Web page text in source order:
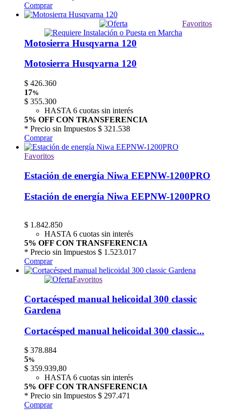
Comprar
Favoritos
Motosierra Husqvarna 120
Motosierra Husqvarna 120
$ 426.360
17%
$ 355.300
HASTA 6 cuotas sin interés
5% OFF CON TRANSFERENCIA
* Precio sin Impuestos $ 321.538
Comprar
Favoritos
Estación de energía Niwa EEPNW-1200PRO
Estación de energía Niwa EEPNW-1200PRO
$ 1.842.850
HASTA 6 cuotas sin interés
5% OFF CON TRANSFERENCIA
* Precio sin Impuestos $ 1.523.017
Comprar
Favoritos
Cortacésped manual helicoidal 300 classic
Gardena
Cortacésped manual helicoidal 300 classic...
$ 378.884
5%
$ 359.939,80
HASTA 6 cuotas sin interés
5% OFF CON TRANSFERENCIA
* Precio sin Impuestos $ 297.471
Comprar